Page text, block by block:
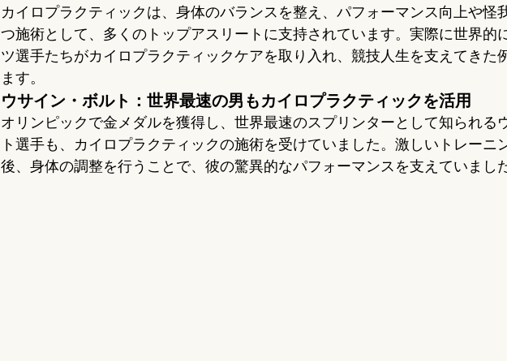
カイロプラクティックは、身体のバランスを整え、パフォーマンス向上や怪
つ施術として、多くのトップアスリートに支持されています。実際に世界的
ツ選手たちがカイロプラクティックケアを取り入れ、競技人生を支えてきた
ます。
ウサイン・ボルト：世界最速の男もカイロプラクティックを活用
オリンピックで金メダルを獲得し、世界最速のスプリンターとして知られる
ト選手も、カイロプラクティックの施術を受けていました。激しいトレーニ
後、身体の調整を行うことで、彼の驚異的なパフォーマンスを支えていました